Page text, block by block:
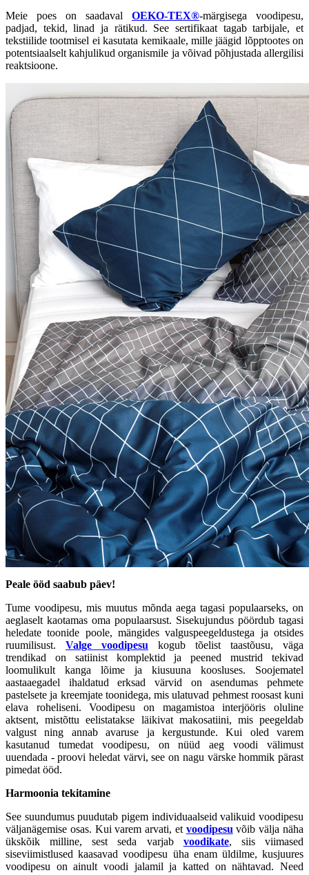
Meie poes on saadaval OEKO-TEX®-märgisega voodipesu,
padjad, tekid, linad ja rätikud. See sertifikaat tagab tarbijale, et
tekstiilide tootmisel ei kasutata kemikaale, mille jäägid lõpptootes on
potentsiaalselt kahjulikud organismile ja võivad põhjustada allergilisi
reaktsioone.
Peale ööd saabub päev!
Tume voodipesu, mis muutus mõnda aega tagasi populaarseks, on
aeglaselt kaotamas oma populaarsust. Sisekujundus pöördub tagasi
heledate toonide poole, mängides valguspeegeldustega ja otsides
ruumilisust. Valge voodipesu kogub tõelist taastõusu, väga
trendikad on satiinist komplektid ja peened mustrid tekivad
loomulikult kanga lõime ja kiusuuna koosluses. Soojematel
aastaaegadel ihaldatud erksad värvid on asendumas pehmete
pastelsete ja kreemjate toonidega, mis ulatuvad pehmest roosast kuni
elava roheliseni. Voodipesu on magamistoa interjööris oluline
aktsent, mistõttu eelistatakse läikivat makosatiini, mis peegeldab
valgust ning annab avaruse ja kergustunde. Kui oled varem
kasutanud tumedat voodipesu, on nüüd aeg voodi välimust
uuendada - proovi heledat värvi, see on nagu värske hommik pärast
pimedat ööd.
Harmoonia tekitamine
See suundumus puudutab pigem individuaalseid valikuid voodipesu
väljanägemise osas. Kui varem arvati, et voodipesu võib välja näha
ükskõik milline, sest seda varjab voodikate, siis viimased
siseviimistlused kaasavad voodipesu üha enam üldilme, kusjuures
voodipesu on ainult voodi jalamil ja katted on nähtavad. Need